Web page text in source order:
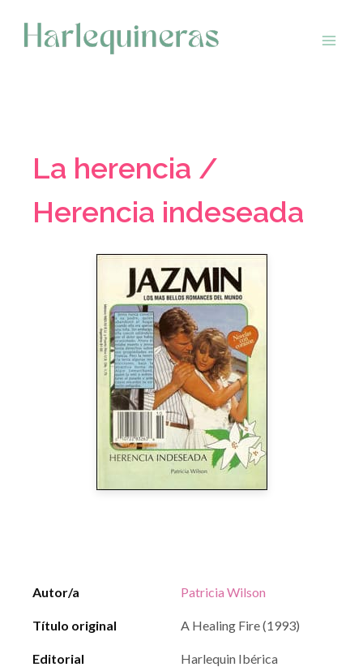
contenido
La herencia /
Herencia indeseada
Autor/a Patricia Wilson
Título original A Healing Fire (1993)
Editorial Harlequin Ibérica